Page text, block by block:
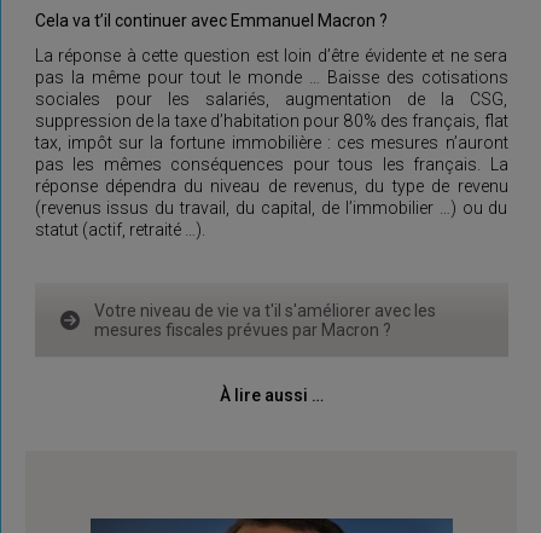
Cela va t’il continuer avec Emmanuel Macron ?
La réponse à cette question est loin d’être évidente et ne sera
pas la même pour tout le monde … Baisse des cotisations
sociales pour les salariés, augmentation de la CSG,
suppression de la taxe d’habitation pour 80% des français, flat
tax, impôt sur la fortune immobilière : ces mesures n’auront
pas les mêmes conséquences pour tous les français. La
réponse dépendra du niveau de revenus, du type de revenu
(revenus issus du travail, du capital, de l’immobilier …) ou du
statut (actif, retraité …).
Votre niveau de vie va t'il s'améliorer avec les
mesures fiscales prévues par Macron ?
À lire aussi …